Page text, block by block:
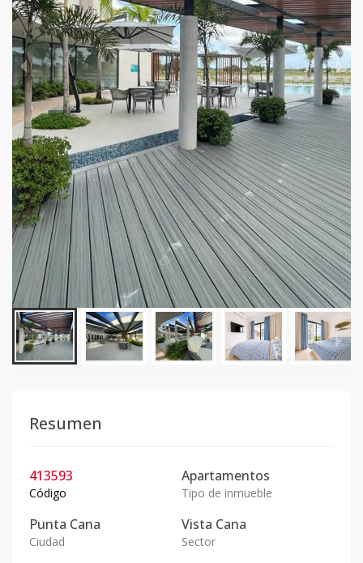
Resumen
413593
Código
Apartamentos
Tipo de inmueble
Punta Cana
Ciudad
Vista Cana
Sector